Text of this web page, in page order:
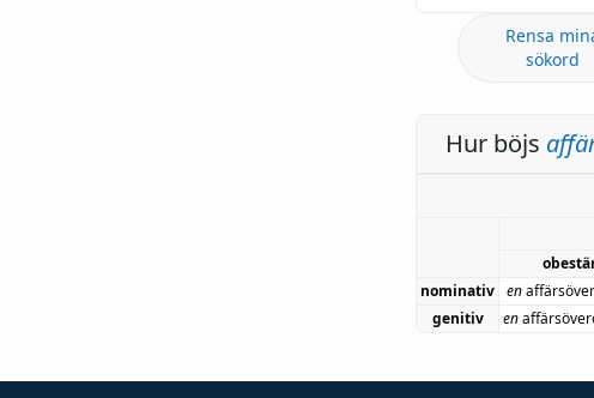
Rensa
sökord
Hur böjs
nominativ en
genitiv
en